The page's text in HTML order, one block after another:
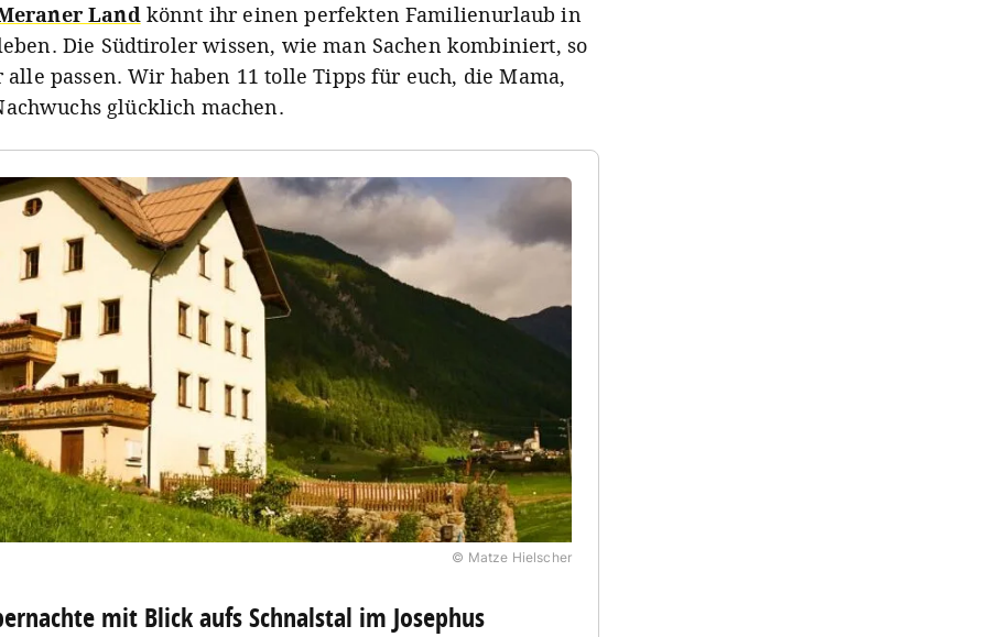
Landkönnt ihr einen perfekten Familienurlaub in
Die Südtiroler wissen, wie man Sachen kombiniert, so
alle passen. Wir haben 11 tolle Tipps für euch, die Mama,
glücklich machen.
© Matze Hielscher
mit Blick aufs Schnalstal im Josephus